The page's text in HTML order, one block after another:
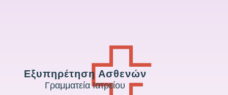
Εξυπηρέτηση Ασθενών
Γραμματεία Ιατρείου